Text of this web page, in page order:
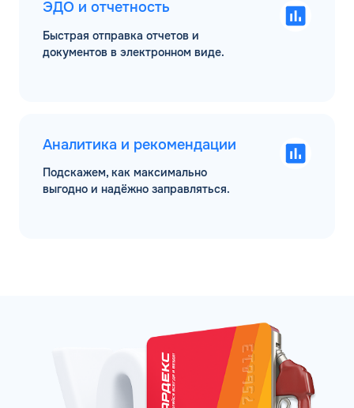
ЭДО и отчетность
Быстрая отправка отчетов и
документов в электронном виде.
Аналитика и рекомендации
Подскажем, как максимально
выгодно и надёжно заправляться.